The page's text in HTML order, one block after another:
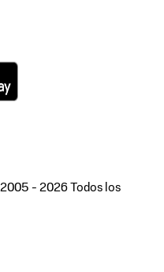
2005 - 2026 Todos los